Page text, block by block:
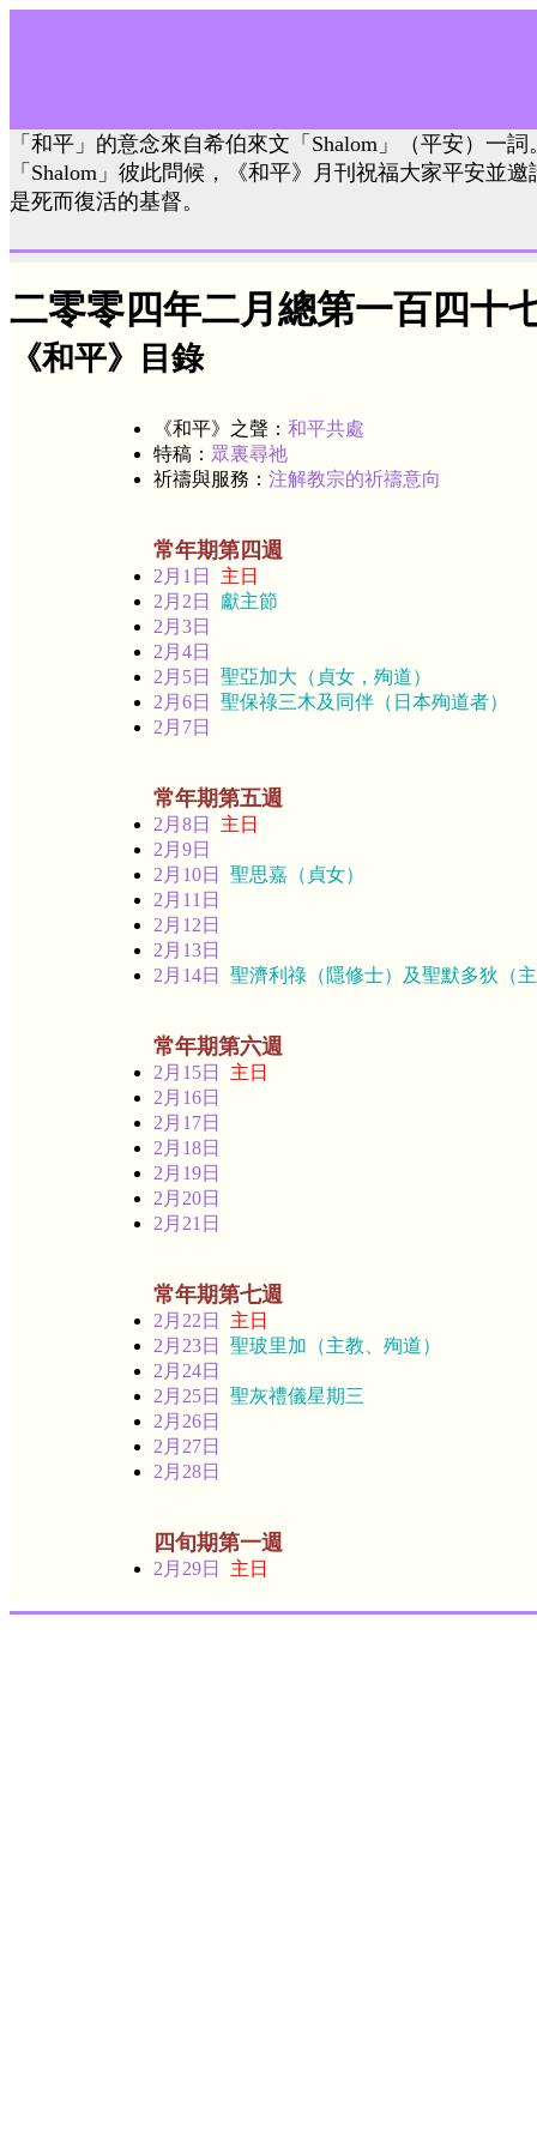
「和平」的意念來自希伯來文「Shalom」（平安）一
「Shalom」彼此問候，《和平》月刊祝福大家平安並
是死而復活的基督。
二零零四年二月總第一百四十
《和平》目錄
《和平》之聲： 和平共處
特稿： 眾裏尋祂
祈禱與服務： 注解教宗的祈禱意向
常年期第四週
2月1日 主日
2月2日 獻主節
2月3日
2月4日
2月5日 聖亞加大（貞女，殉道）
2月6日 聖保祿三木及同伴（日本殉道者）
2月7日
常年期第五週
2月8日 主日
2月9日
2月10日 聖思嘉（貞女）
2月11日
2月12日
2月13日
2月14日 聖濟利祿（隱修士）及聖默多狄（
常年期第六週
2月15日 主日
2月16日
2月17日
2月18日
2月19日
2月20日
2月21日
常年期第七週
2月22日 主日
2月23日 聖玻里加（主教、殉道）
2月24日
2月25日 聖灰禮儀星期三
2月26日
2月27日
2月28日
四旬期第一週
2月29日 主日